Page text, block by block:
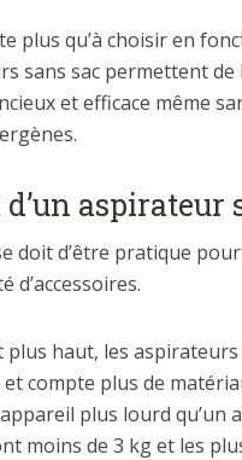
plus qu’à choisir en
sans sac permettent
et efficace même
doit d’être pratique
d’accessoires.
plus haut, les
compte plus de
plus lourd qu’un
moins de 3 kg et les